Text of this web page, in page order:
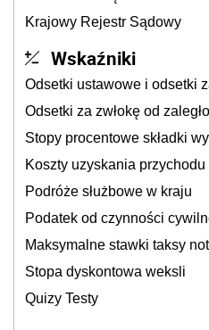
Krajowy Rejestr Sądowy
Wskaźniki
Odsetki ustawowe i odsetki
Odsetki za zwłokę od
Stopy procentowe składki
Koszty uzyskania przychodu
Podróże służbowe w kraju
Podatek od czynności
Maksymalne stawki taksy
Stopa dyskontowa weksli
Quizy Testy